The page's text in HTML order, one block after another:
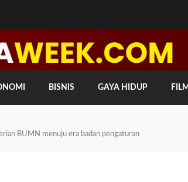
BISNIS GAYA HIDUP FILM
BUMN menuju era badan pengaturan